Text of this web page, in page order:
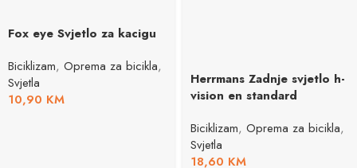
Fox eye Svjetlo za kacigu
Biciklizam, Oprema za bicikla,
Svjetla
10,90 KM
Herrmans Zadnje svjetlo h-
vision en standard
Biciklizam, Oprema za bicikla,
Svjetla
18,60 KM